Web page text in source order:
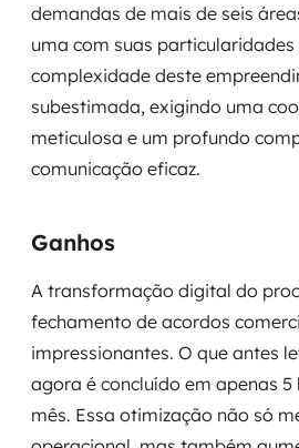
demandas de mais de seis
uma com suas particularidades
complexidade deste
subestimada, exigindo uma
meticulosa e um profundo
comunicação eficaz.
Ganhos
A transformação digital do
fechamento de acordos
impressionantes. O que antes
agora é concluído em apenas 5
mês. Essa otimização não só